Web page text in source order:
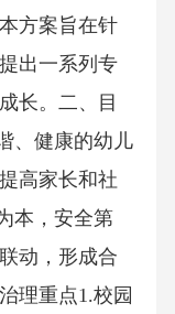
方案旨在针
出一系列专
长。二、目
、健康的幼儿
高家长和社
本，安全第
动，形成合
理重点1.校园